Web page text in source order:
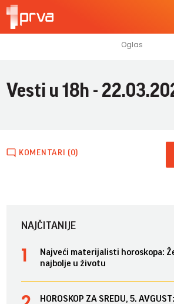
Vesti u 18h -
KOMENTARI (0)
NAJČITANIJE
Najveći materijalisti horoskopa:
najbolje u životu
HOROSKOP ZA SREDU, 5.